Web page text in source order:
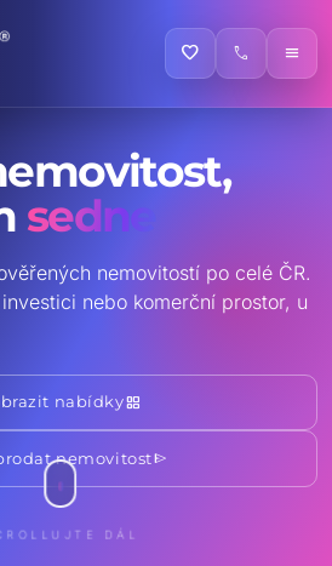
favorite call menu
sedne
nemovitostí po celé ČR.
nebo komerční prostor, u
nabídkygrid_view
nemovitostsend
DÁL